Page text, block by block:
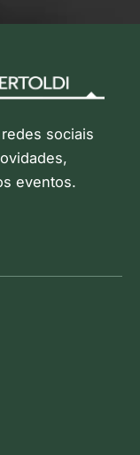
sociais
eventos.